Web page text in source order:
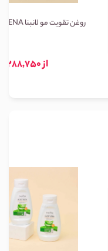
روغن تقویت مو لانبنا LANBENA
از 288,750 تومان